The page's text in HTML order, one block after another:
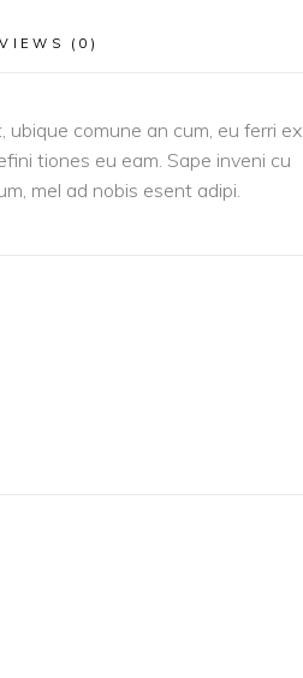
(0)
comune an cum, eu ferri ex
tiones eu eam. Sape inveni cu
mel ad nobis esent adipi.